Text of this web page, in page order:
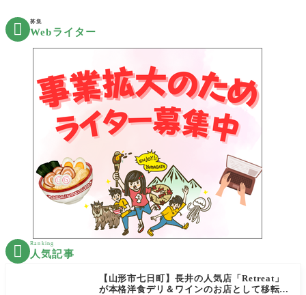
 募集
Webライター
 Ranking
人気記事
【山形市七日町】長井の人気店「Retreat」
が本格洋食デリ＆ワインのお店として移転オ